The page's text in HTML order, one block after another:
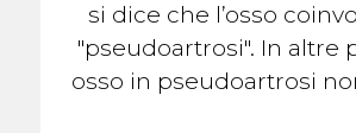
si dice che l’osso
"pseudoartrosi". In altre
osso in pseudoartrosi